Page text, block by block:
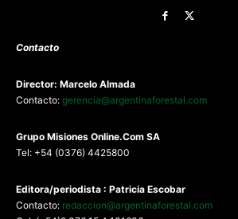
Contacto
Director: Marcelo Almada
Contacto: gerencia@argentinaforestal.com
Grupo Misiones Online.Com SA
Tel: +54 (0376) 4425800
Editora/periodista : Patricia Escobar
Contacto: redaccion@argentinaforestal.com